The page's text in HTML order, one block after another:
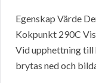
Egenskap Värde
Kokpunkt 290C
Vid upphettning till
brytas ned och